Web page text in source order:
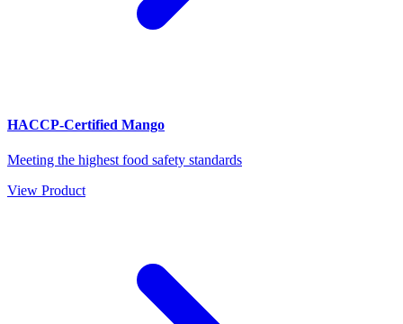
HACCP-Certified Mango
Meeting the highest food safety standards
View Product